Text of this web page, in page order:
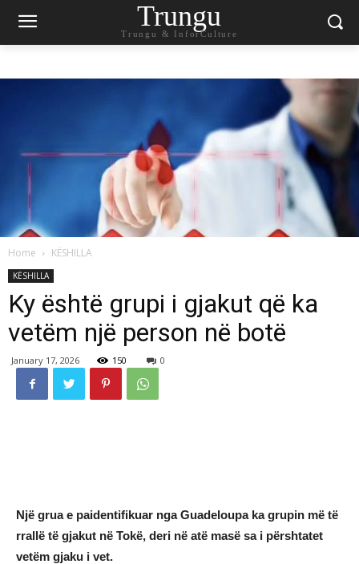
Trungu
Trungu & InforCulture
Home KËSHILLA
KËSHILLA
Ky është grupi i gjakut që ka
vetëm një person në botë
January 17, 2026 150 0
Një grua e paidentifikuar nga Guadeloupa ka grupin më të
rrallë të gjakut në Tokë, deri në atë masë sa i përshtatet
vetëm gjaku i vet.